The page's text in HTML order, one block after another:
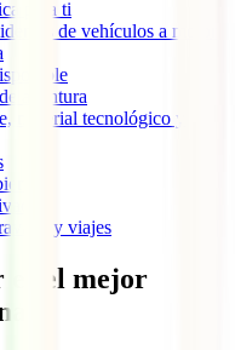
para ti
de vehículos a motor
aventura
material tecnológico y
y viajes
es el mejor